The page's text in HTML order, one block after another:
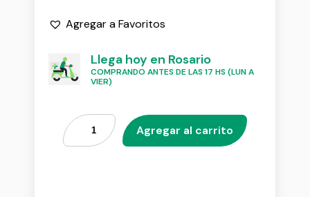
Agregar a Favoritos
Llega hoy en Rosario
COMPRANDO ANTES DE LAS 17 HS (LUN A
VIER)
Agregar al carrito